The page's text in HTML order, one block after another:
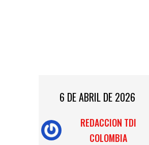
6 DE ABRIL DE 2026
REDACCION TDI
COLOMBIA